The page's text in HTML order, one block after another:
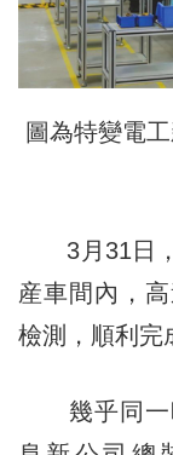
圖為特變電
3月31日，
産車間內，
檢測，順利完
幾乎同一